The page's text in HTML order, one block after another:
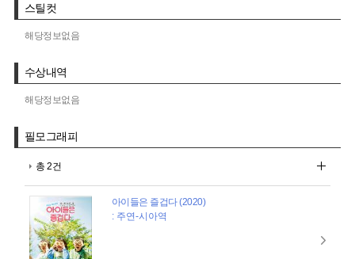
스틸컷
해당정보없음
수상내역
해당정보없음
필모그래피
총 2건
아이들은 즐겁다 (2020)
: 주연-시아역